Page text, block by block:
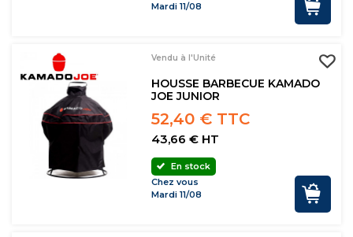
Mardi 11/08
Vendu à l'Unité
HOUSSE BARBECUE KAMADO
JOE JUNIOR
52,40 € TTC
43,66 € HT
En stock
Chez vous
Mardi 11/08